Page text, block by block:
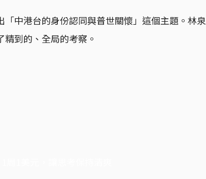
中港台的身份認同與普世關懷」這個主題。林泉
到的、全局的考察。